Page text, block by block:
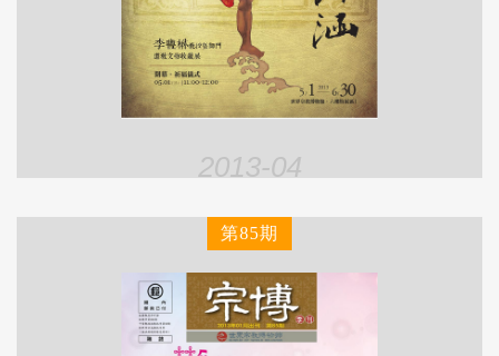
2013-04
第85期